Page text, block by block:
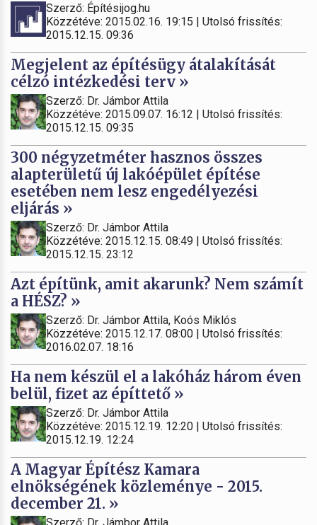
Szerző: Építésijog.hu
Közzétéve: 2015.02.16. 19:15 | Utolsó frissítés:
2015.12.15. 09:36
Megjelent az építésügy átalakítását
célzó intézkedési terv »
Szerző: Dr. Jámbor Attila
Közzétéve: 2015.09.07. 16:12 | Utolsó frissítés:
2015.12.15. 09:35
300 négyzetméter hasznos összes
alapterületű új lakóépület építése
esetében nem lesz engedélyezési
eljárás »
Szerző: Dr. Jámbor Attila
Közzétéve: 2015.12.15. 08:49 | Utolsó frissítés:
2015.12.15. 23:12
Azt építünk, amit akarunk? Nem számít
a HÉSZ? »
Szerző: Dr. Jámbor Attila, Koós Miklós
Közzétéve: 2015.12.17. 08:00 | Utolsó frissítés:
2016.02.07. 18:16
Ha nem készül el a lakóház három éven
belül, fizet az építtető »
Szerző: Dr. Jámbor Attila
Közzétéve: 2015.12.19. 12:20 | Utolsó frissítés:
2015.12.19. 12:24
A Magyar Építész Kamara
elnökségének közleménye - 2015.
december 21. »
Szerző: Dr. Jámbor Attila